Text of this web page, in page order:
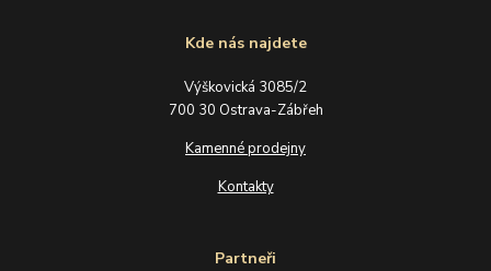
Kde nás najdete
Výškovická 3085/2
700 30 Ostrava-Zábřeh
Kamenné prodejny
Kontakty
Partneři